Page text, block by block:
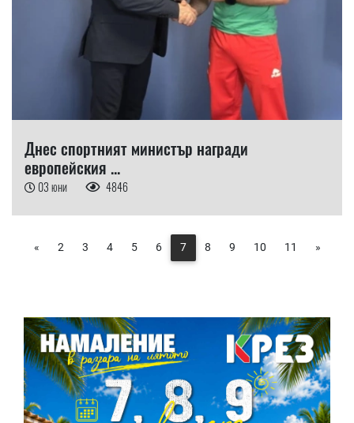
Днес спортният министър награди
европейския ...
03 юни 4846
« 2 3 4 5 6 7 8 9 10 11 »